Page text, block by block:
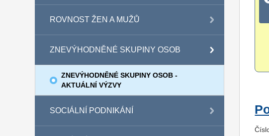
ROVNOST ŽEN A MUŽŮ
ZNEVÝHODNĚNÉ SKUPINY OSOB
ZNEVÝHODNĚNÉ SKUPINY OSOB -
AKTUÁLNÍ VÝZVY
SOCIÁLNÍ PODNIKÁNÍ